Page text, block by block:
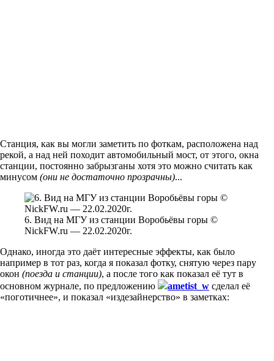
Станция, как вы могли заметить по фоткам, расположена над
рекой, а над ней походит автомобильный мост, от этого, окна
станции, постоянно забрызганы хотя это можно считать как
минусом (они не достаточно прозрачны)...
6. Вид на МГУ из станции Воробьёвы горы ©
NickFW.ru — 22.02.2020г.
Однако, иногда это даёт интересные эффекты, как было
например в тот раз, когда я показал фотку, снятую через пару
окон (поезда и станции), а после того как показал её тут в
основном журнале, по предложению
ametist_w сделал её
«поготичнее», и показал «издезайнерство» в заметках: